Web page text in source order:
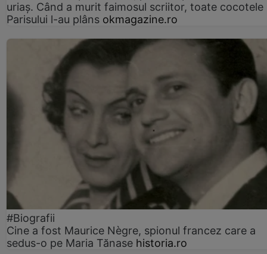
uriaș. Când a murit faimosul scriitor, toate cocotele
Parisului l-au plâns okmagazine.ro
#Biografii
Cine a fost Maurice Nègre, spionul francez care a
sedus-o pe Maria Tănase historia.ro